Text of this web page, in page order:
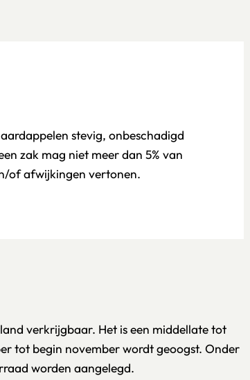
stevig, onbeschadigd
zak mag niet meer dan 5% van
of afwijkingen vertonen.
verkrijgbaar. Het is een middellate tot
tot begin november wordt geoogst. Onder
worden aangelegd.